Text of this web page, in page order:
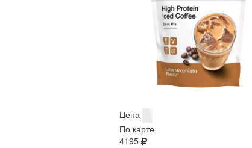
Цена
По карте
4195